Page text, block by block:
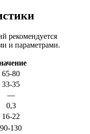
рекомендуется
и параметрами.
65-80
33-35
—
0,3
16-22
90-130